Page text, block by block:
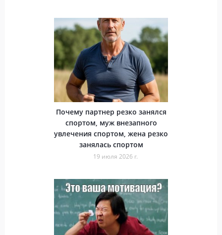
Почему партнер резко занялся
спортом, муж внезапного
увлечения спортом, жена резко
занялась спортом
19 июля 2026 г.